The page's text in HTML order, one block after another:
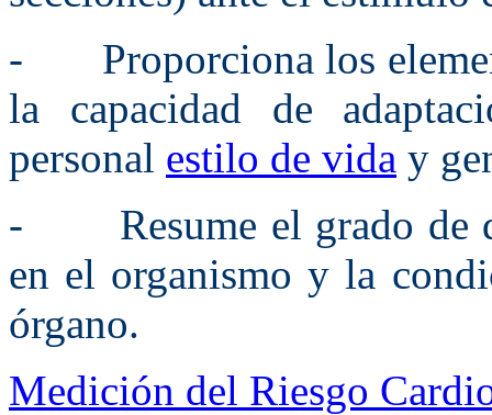
- Proporciona los
la capacidad de
personal estilo de vida y
- Resume el grado de
en el organismo y la
órgano.
Medición del Riesgo